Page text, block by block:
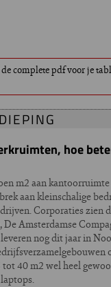
hoe
m2 aan kantoorruimte
aan kleinschalige
Corporaties zien
Amsterdamse
nog dit jaar in
40 m2 wel heel
complete pdf voor je